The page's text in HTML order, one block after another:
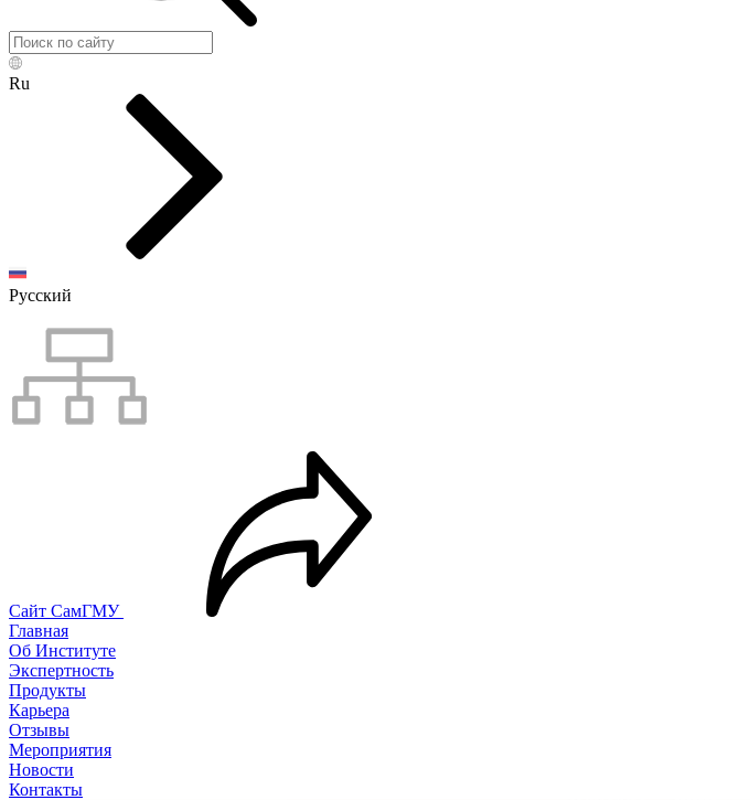
Ru
Русский
Сайт СамГМУ
Главная
Об Институте
Экспертность
Продукты
Карьера
Отзывы
Мероприятия
Новости
Контакты